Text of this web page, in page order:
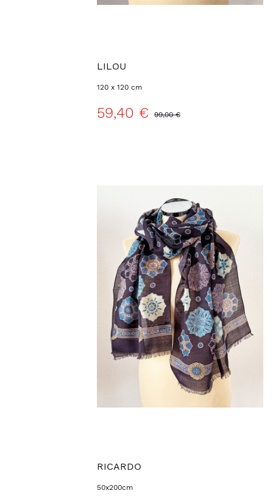
LILOU
120 x 120 cm
59,40 € 99,00 €
RICARDO
50x200cm